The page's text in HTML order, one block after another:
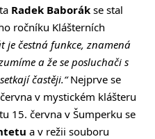
Radek Baborák se stal
ročníku Klášterních
je čestná funkce, znamená
a že se posluchači s
častěji.“Nejprve se
v mystickém klášteru
15. června v Šumperku se
a v režii souboru